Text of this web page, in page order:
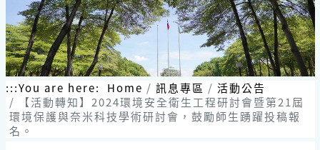
:::You are here: Home 訊息專區
活動公告
【活動轉知】2024環境安全衛生工程研討會暨第21屆
環境保護與奈米科技學術研討會，鼓勵師生踴躍投稿報
名。